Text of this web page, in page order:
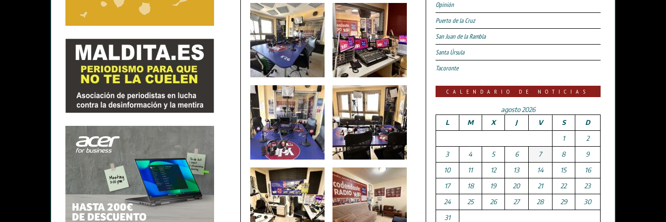
Opinión
Puerto de la Cruz
San Juan de la Rambla
Santa Úrsula
Tacoronte
CALENDARIO DE NOTICIAS
agosto 2026
L
M X J V S
D
1
2
3
4 5 6 7 8
9
10
11 12 13 14 15
16
17
18 19 20 21 22
23
24
25 26 27 28 29
30
31